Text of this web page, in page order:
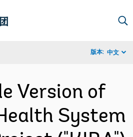
版本: 中文
Version of
System